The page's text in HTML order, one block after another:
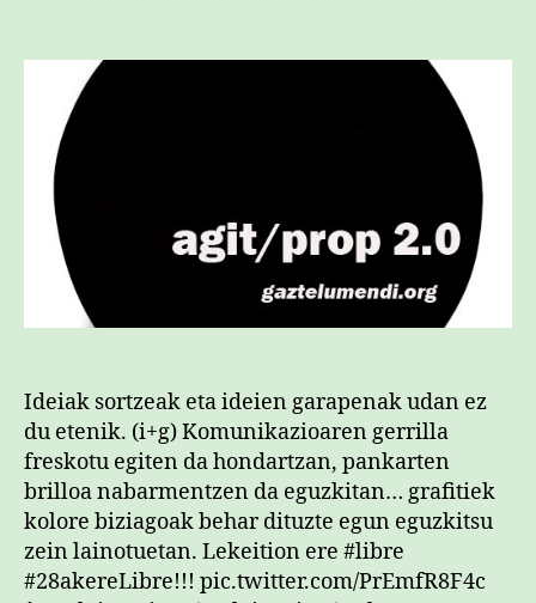
Ideiak sortzeak eta ideien garapenak udan ez
du etenik. (i+g) Komunikazioaren gerrilla
freskotu egiten da hondartzan, pankarten
brilloa nabarmentzen da eguzkitan… grafitiek
kolore biziagoak behar dituzte egun eguzkitsu
zein lainotuetan. Lekeition ere #libre
#28akereLibre!!! pic.twitter.com/PrEmfR8F4c